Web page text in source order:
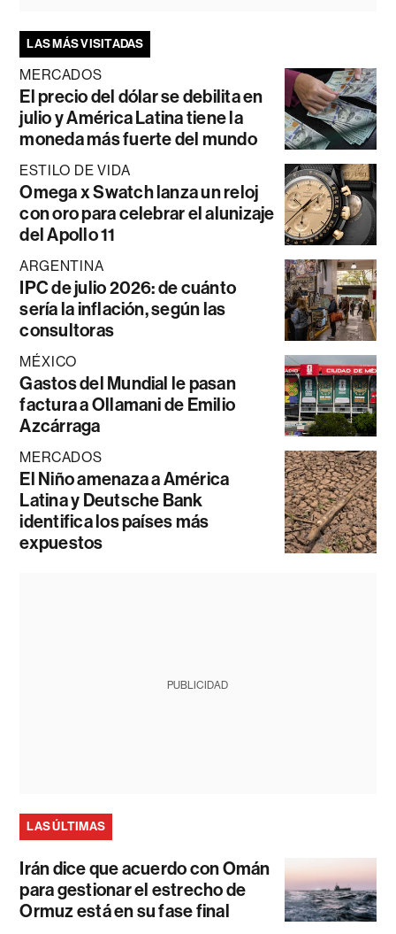
LAS MÁS VISITADAS
MERCADOS
El precio del dólar se debilita en
julio y América Latina tiene la
moneda más fuerte del mundo
ESTILO DE VIDA
Omega x Swatch lanza un reloj
con oro para celebrar el alunizaje
del Apollo 11
ARGENTINA
IPC de julio 2026: de cuánto
sería la inflación, según las
consultoras
MÉXICO
Gastos del Mundial le pasan
factura a Ollamani de Emilio
Azcárraga
MERCADOS
El Niño amenaza a América
Latina y Deutsche Bank
identifica los países más
expuestos
PUBLICIDAD
LAS ÚLTIMAS
Irán dice que acuerdo con Omán
para gestionar el estrecho de
Ormuz está en su fase final